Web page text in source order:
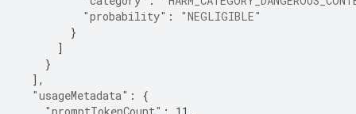
"probability" :
"NEGLIGIBLE"
}
]
}
],
"usageMetadata" :
{